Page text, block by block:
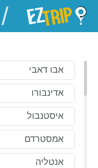
/
אבו דאבי
אדינבורו
איסטנבול
אמסטרדם
אנטליה